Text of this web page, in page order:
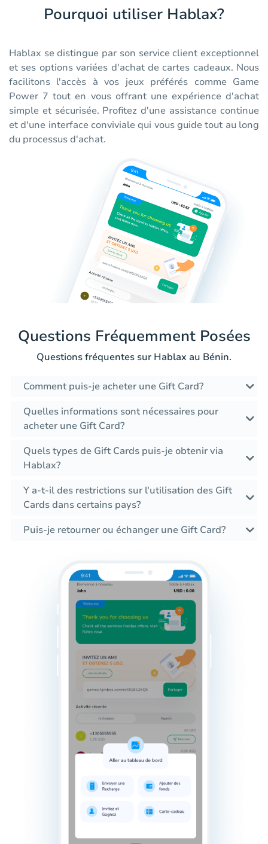
Pourquoi utiliser Hablax?
Hablax se distingue par son service client exceptionnel
et ses options variées d'achat de cartes cadeaux. Nous
facilitons l'accès à vos jeux préférés comme Game
Power 7 tout en vous offrant une expérience d'achat
simple et sécurisée. Profitez d'une assistance continue
et d'une interface conviviale qui vous guide tout au long
du processus d'achat.
Questions Fréquemment Posées
Questions fréquentes sur Hablax au Bénin.
Comment puis-je acheter une Gift Card?
Quelles informations sont nécessaires pour
acheter une Gift Card?
Quels types de Gift Cards puis-je obtenir via
Hablax?
Y a-t-il des restrictions sur l'utilisation des Gift
Cards dans certains pays?
Puis-je retourner ou échanger une Gift Card?